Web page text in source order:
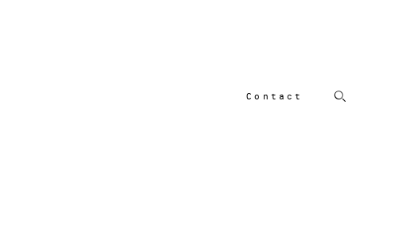
Contact